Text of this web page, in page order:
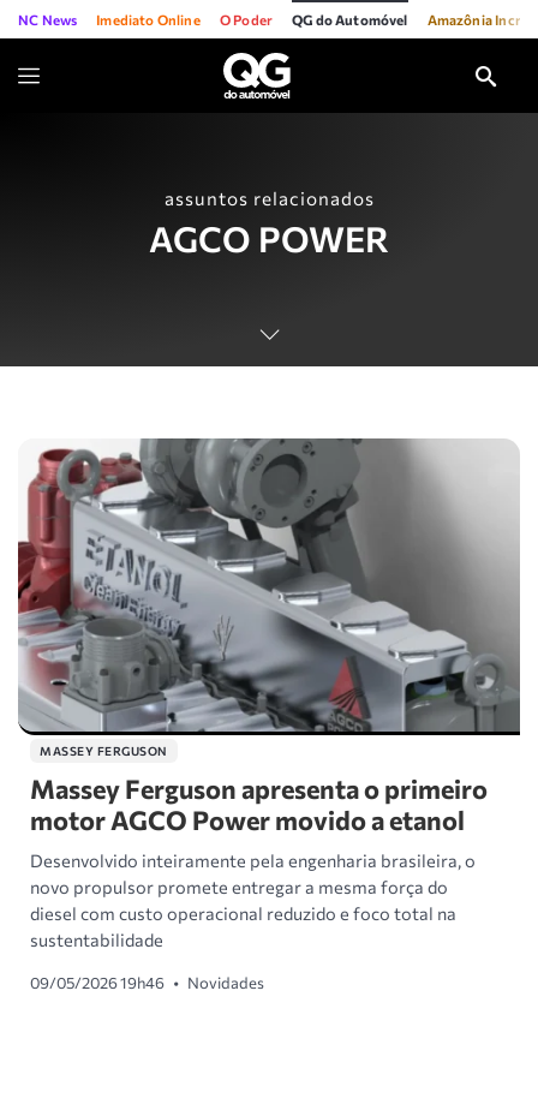
NC News Imediato Online O Poder QG do Automóvel Amazônia
assuntos relacionados
AGCO POWER
MASSEY FERGUSON
Massey Ferguson apresenta o primeiro
motor AGCO Power movido a etanol
Desenvolvido inteiramente pela engenharia brasileira, o
novo propulsor promete entregar a mesma força do
diesel com custo operacional reduzido e foco total na
sustentabilidade
09/05/2026 19h46 • Novidades